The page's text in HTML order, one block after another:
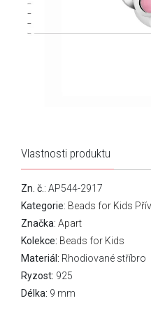
Vlastnosti produktu
Zn. č. : AP544-2917
Kategorie: Beads for Kids
Značka: Apart
Kolekce: Beads for Kids
Materiál: Rhodiované stříbro
Ryzost: 925
Délka: 9 mm